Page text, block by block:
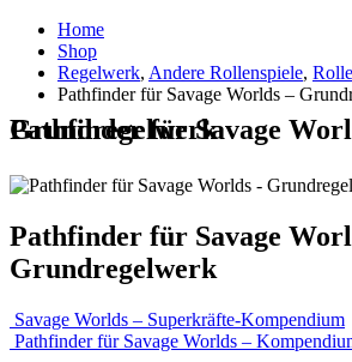
Home
Shop
Regelwerk, Andere Rollenspiele,
Pathfinder für Savage Worlds –
Pathfinder für Savage Worlds – Grundregelwerk
Pathfinder für Savage
Grundregelwerk
Savage Worlds – Superkräfte-Kompendium
Pathfinder für Savage Worlds –